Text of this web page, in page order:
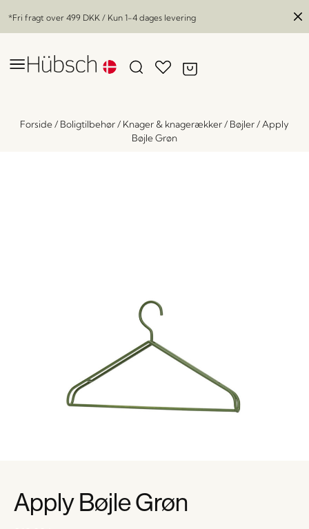
*Fri fragt over 499 DKK / Kun 1-4 dages levering
Forside/ Boligtilbehør/ Knager & knagerækker/ Bøjler/ Apply
Bøjle Grøn
Apply Bøjle Grøn